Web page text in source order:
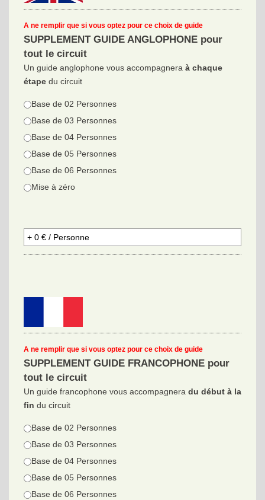
A ne remplir que si vous optez pour ce choix de guide
SUPPLEMENT GUIDE ANGLOPHONE pour
tout le circuit
Un guide anglophone vous accompagnera à chaque
étape du circuit
Base de 02 Personnes
Base de 03 Personnes
Base de 04 Personnes
Base de 05 Personnes
Base de 06 Personnes
Mise à zéro
A ne remplir que si vous optez pour ce choix de guide
SUPPLEMENT GUIDE FRANCOPHONE pour
tout le circuit
Un guide francophone vous accompagnera du début à la
fin du circuit
Base de 02 Personnes
Base de 03 Personnes
Base de 04 Personnes
Base de 05 Personnes
Base de 06 Personnes